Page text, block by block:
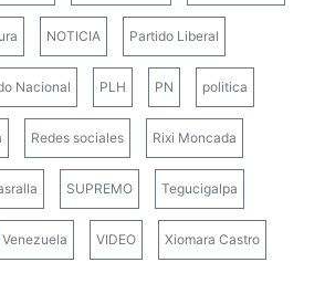
NOTICIA Partido Liberal
Nacional PLH PN politica
Redes sociales Rixi Moncada
SUPREMO Tegucigalpa
Venezuela VIDEO Xiomara Castro